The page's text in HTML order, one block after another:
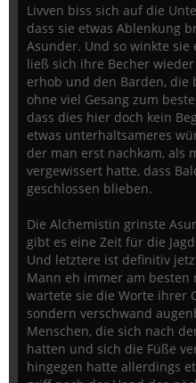
Livven biss sich auf die
dass sie etwas Ablenkung
Asunder. Und so winkte
ließ sich ihre Becher
erhob und den Barden,
ohne viel Gesang zum
dass dies hier doch kein
etwas unterhaltsameres
der man erst nachkam, als
vergewissert hatte, dass
geschlossen blieben.
Die Alchemistin grinste
gibt es eine Zeit für die
Und letztere ist definitiv
Mann eh immer am
wartete sie die Worte ihrer
sondern verschwand
Menschen, die sich nach
hatten und sich die Füße
hingegen hatte allerdings